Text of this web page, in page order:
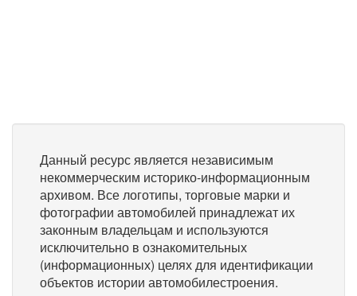
Данный ресурс является независимым
некоммерческим историко-информационным
архивом. Все логотипы, торговые марки и
фотографии автомобилей принадлежат их
законным владельцам и используются
исключительно в ознакомительных
(информационных) целях для идентификации
объектов истории автомобилестроения.